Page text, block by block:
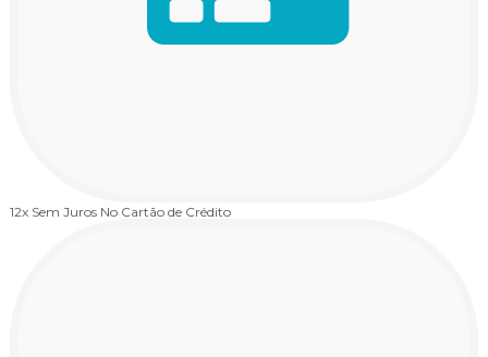
12x Sem Juros No Cartão de Crédito